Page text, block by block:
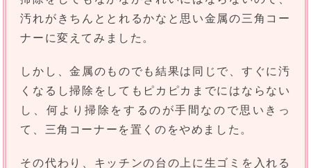
汚れがきちんととれるかなと思い金属の三角コー
ナーに変えてみました。
しかし、金属のものでも結果は同じで、すぐに汚
くなるし掃除をしてもピカピカまでにはならない
し、何より掃除をするのが手間なので思いきっ
て、三角コーナーを置くのをやめました。
その代わり、キッチンの台の上に生ゴミを入れる